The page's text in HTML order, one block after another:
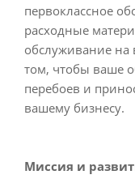
первоклассное
расходные
обслуживание
том, чтобы ваше
перебоев и
вашему бизнесу.
Миссия и